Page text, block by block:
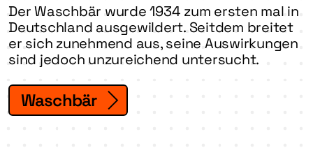
Der Waschbär wurde 1934 zum ersten mal in
Deutschland ausgewildert. Seitdem breitet
er sich zunehmend aus, seine Auswirkungen
sind jedoch unzureichend untersucht.
Waschbär